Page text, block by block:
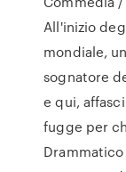
All'inizio
mondiale,
sognatore
e qui,
fugge per
Drammatico